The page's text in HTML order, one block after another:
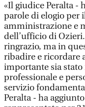
«Il giudice Peralta -
parole di elogio per
amministrazione e
dell’ufficio di
ringrazio, ma in
ribadire e ricordare
importante sia
professionale e
servizio
Peralta - ha